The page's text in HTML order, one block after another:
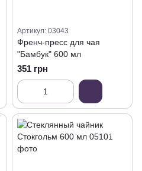
Артикул: 03043
Френч-пресс для чая
"Бамбук" 600 мл
351 грн